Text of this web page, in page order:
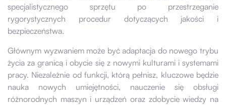
specjalistycznego sprzętu po przestrzeganie
rygorystycznych procedur dotyczących jakości i
bezpieczeństwa.
Głównym wyzwaniem może być adaptacja do nowego trybu
życia za granicą i obycie się z nowymi kulturami i systemami
pracy. Niezależnie od funkcji, którą pełnisz, kluczowe będzie
nauka nowych umiejętności, nauczenie się obsługi
różnorodnych maszyn i urządzeń oraz zdobycie wiedzy na